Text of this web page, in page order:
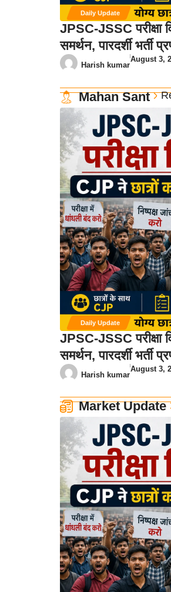
Daily Update
JPSC-JSSC परीक्षा
समर्थन, पारदर्शी भर्ती
Harish kumar
August 3,
Mahan Sant
Daily Update
JPSC-JSSC परीक्षा
समर्थन, पारदर्शी भर्ती
Harish kumar
August 3,
Market Update